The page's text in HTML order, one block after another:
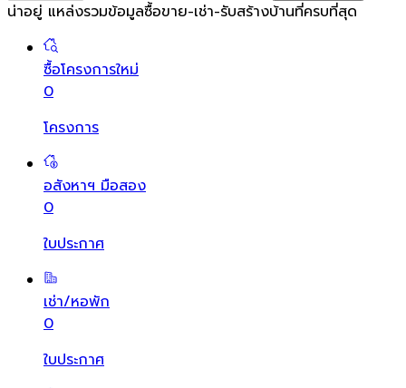
น่าอยู่ แหล่งรวมข้อมูลซื้อขาย-เช่า-รับสร้างบ้านที่ครบที่สุด
ซื้อโครงการใหม่
0
โครงการ
อสังหาฯ มือสอง
0
ใบประกาศ
เช่า/หอพัก
0
ใบประกาศ